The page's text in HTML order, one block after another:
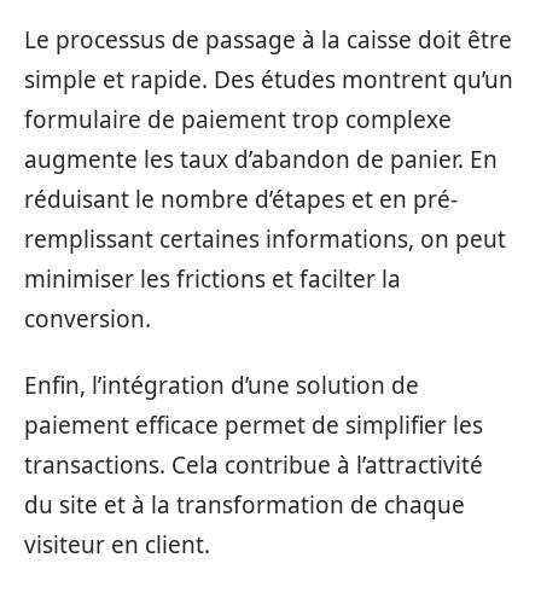
Le processus de passage à la caisse doit être
simple et rapide. Des études montrent qu’un
formulaire de paiement trop complexe
augmente les taux d’abandon de panier. En
réduisant le nombre d’étapes et en pré-
remplissant certaines informations, on peut
minimiser les frictions et facilter la
conversion.
Enfin, l’intégration d’une solution de
paiement efficace permet de simplifier les
transactions. Cela contribue à l’attractivité
du site et à la transformation de chaque
visiteur en client.